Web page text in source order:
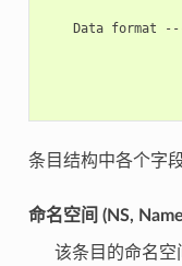
Data format
条目结构中各个字
命名空间 (NS,
该条目的命名空